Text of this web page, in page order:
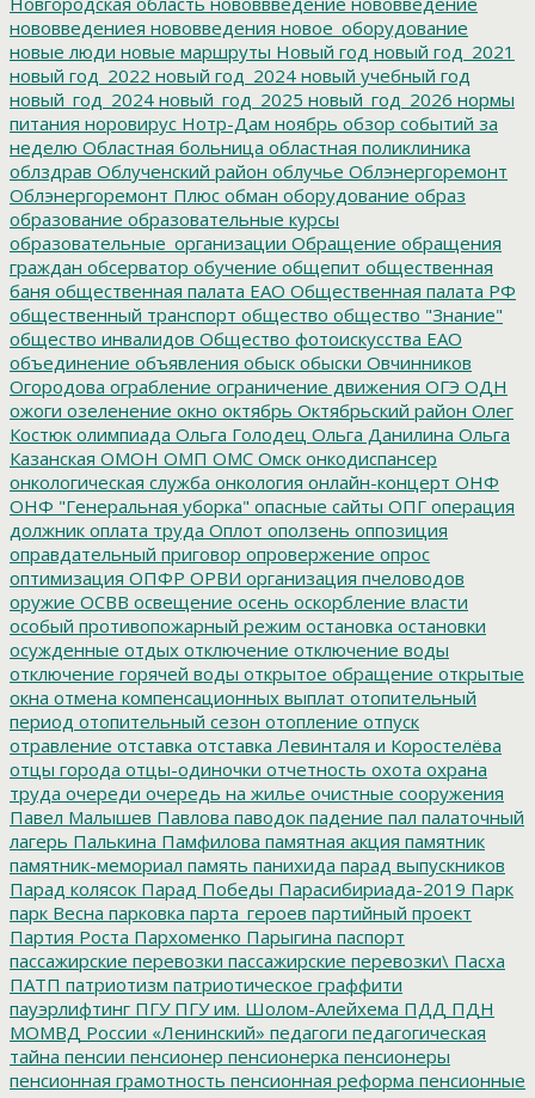
нововведениея нововведения новое_оборудование
новые люди новые маршруты Новый год новый год_2021
новый год_2022 новый год_2024 новый учебный год
новый_год_2024 новый_год_2025 новый_год_2026 нормы
питания норовирус Нотр-Дам ноябрь обзор событий за
неделю Областная больница областная поликлиника
облздрав Облученский район облучье Облэнергоремонт
Облэнергоремонт Плюс обман оборудование образ
образование образовательные курсы
образовательные_организации Обращение обращения
граждан обсерватор обучение общепит общественная
баня общественная палата ЕАО Общественная палата РФ
общественный транспорт общество общество "Знание"
общество инвалидов Общество фотоискусства ЕАО
объединение объявления обыск обыски Овчинников
Огородова ограбление ограничение движения ОГЭ ОДН
ожоги озеленение окно октябрь Октябрьский район Олег
Костюк олимпиада Ольга Голодец Ольга Данилина Ольга
Казанская ОМОН ОМП ОМС Омск онкодиспансер
онкологическая служба онкология онлайн-концерт ОНФ
ОНФ "Генеральная уборка" опасные сайты ОПГ операция
должник оплата труда Оплот оползень оппозиция
оправдательный приговор опровержение опрос
оптимизация ОПФР ОРВИ организация пчеловодов
оружие ОСВВ освещение осень оскорбление власти
особый противопожарный режим остановка остановки
осужденные отдых отключение отключение воды
отключение горячей воды открытое обращение открытые
окна отмена компенсационных выплат отопительный
период отопительный сезон отопление отпуск
отравление отставка отставка Левинталя и Коростелёва
отцы города отцы-одиночки отчетность охота охрана
труда очереди очередь на жилье очистные сооружения
Павел Малышев Павлова паводок падение пал палаточный
лагерь Палькина Памфилова памятная акция памятник
памятник-мемориал память панихида парад выпускников
Парад колясок Парад Победы Парасибириада-2019 Парк
парк Весна парковка парта_героев партийный проект
Партия Роста Пархоменко Парыгина паспорт
пассажирские перевозки пассажирские перевозки\ Пасха
ПАТП патриотизм патриотическое граффити
пауэрлифтинг ПГУПГУ им. Шолом-Алейхема ПДД ПДН
МОМВД России «Ленинский» педагоги педагогическая
тайна пенсии пенсионер пенсионерка пенсионеры
пенсионная грамотность пенсионная реформа пенсионные